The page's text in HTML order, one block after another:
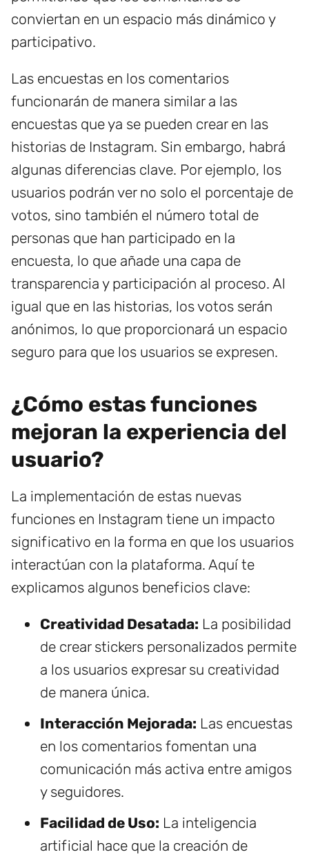
conviertan en un espacio más dinámico y
participativo.
Las encuestas en los comentarios
funcionarán de manera similar a las
encuestas que ya se pueden crear en las
historias de Instagram. Sin embargo, habrá
algunas diferencias clave. Por ejemplo, los
usuarios podrán ver no solo el porcentaje de
votos, sino también el número total de
personas que han participado en la
encuesta, lo que añade una capa de
transparencia y participación al proceso. Al
igual que en las historias, los votos serán
anónimos, lo que proporcionará un espacio
seguro para que los usuarios se expresen.
¿Cómo estas funciones
mejoran la experiencia del
usuario?
La implementación de estas nuevas
funciones en Instagram tiene un impacto
significativo en la forma en que los usuarios
interactúan con la plataforma. Aquí te
explicamos algunos beneficios clave:
Creatividad Desatada: La posibilidad
de crear stickers personalizados permite
a los usuarios expresar su creatividad
de manera única.
Interacción Mejorada: Las encuestas
en los comentarios fomentan una
comunicación más activa entre amigos
y seguidores.
Facilidad de Uso: La inteligencia
artificial hace que la creación de